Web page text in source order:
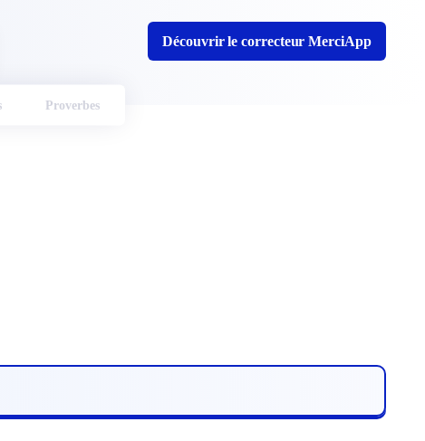
Découvrir le correcteur MerciApp
Proverbes